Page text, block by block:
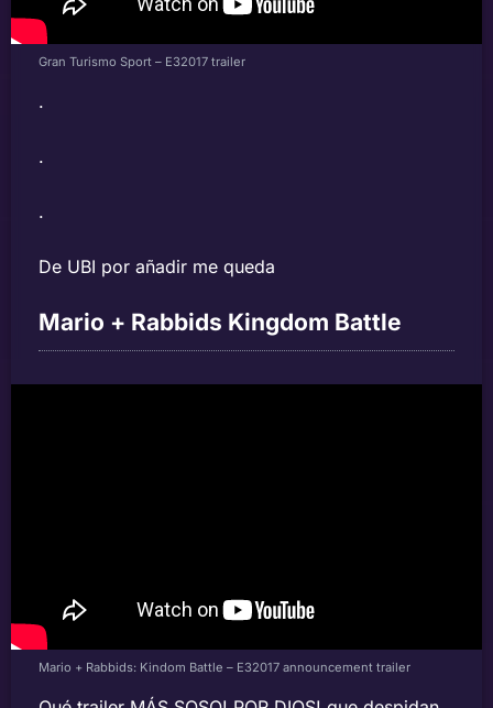
Gran Turismo Sport – E32017 trailer
.
.
.
De UBI por añadir me queda
Mario + Rabbids Kingdom Battle
Mario + Rabbids: Kindom Battle – E32017 announcement trailer